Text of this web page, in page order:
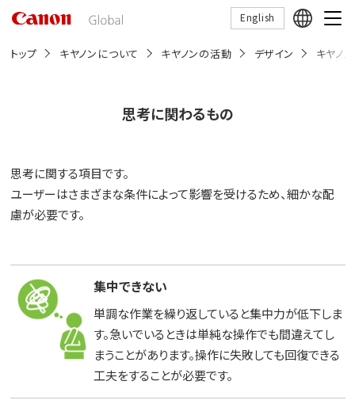
ま
English
トップ キヤノンについて キヤノンの活動 デザイン キヤノ
思考に関わるもの
思考に関する項目です。
ユーザーはさまざまな条件によって影響を受けるため、細かな配
慮が必要です。
集中できない
単調な作業を繰り返していると集中力が低下しま
す。急いでいるときは単純な操作でも間違えてし
まうことがあります。操作に失敗しても回復できる
工夫をすることが必要です。